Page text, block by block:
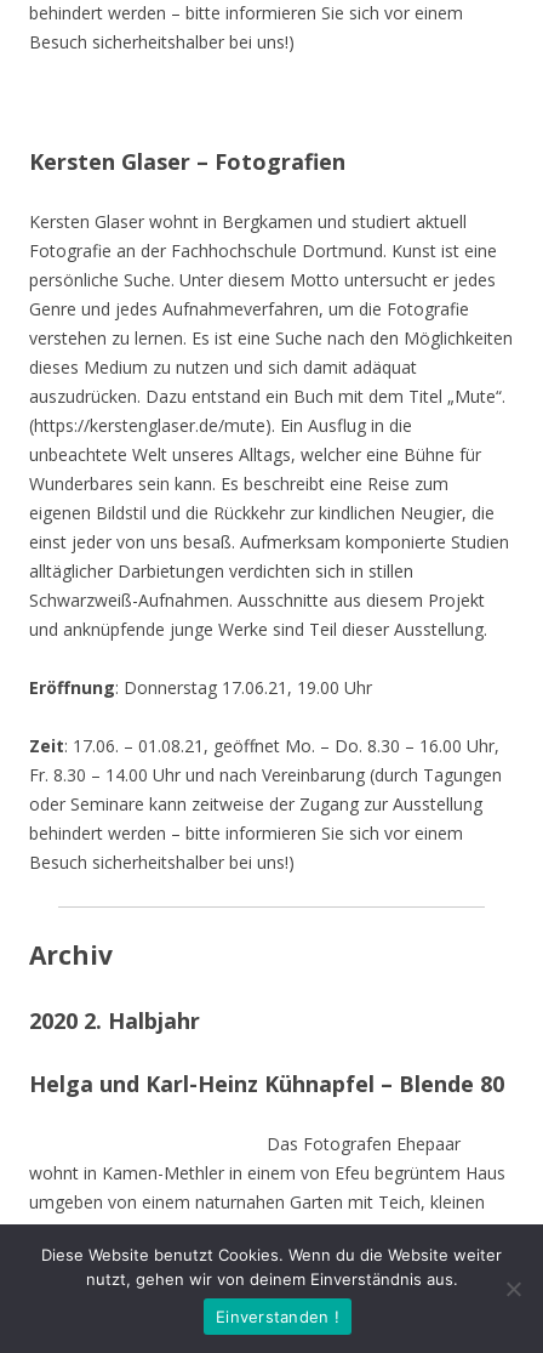
behindert werden – bitte informieren Sie sich vor einem
Besuch sicherheitshalber bei uns!)
Kersten Glaser – Fotografien
Kersten Glaser wohnt in Bergkamen und studiert aktuell
Fotografie an der Fachhochschule Dortmund. Kunst ist eine
persönliche Suche. Unter diesem Motto untersucht er jedes
Genre und jedes Aufnahmeverfahren, um die Fotografie
verstehen zu lernen. Es ist eine Suche nach den Möglichkeiten
dieses Medium zu nutzen und sich damit adäquat
auszudrücken. Dazu entstand ein Buch mit dem Titel „Mute“.
(https://kerstenglaser.de/mute). Ein Ausflug in die
unbeachtete Welt unseres Alltags, welcher eine Bühne für
Wunderbares sein kann. Es beschreibt eine Reise zum
eigenen Bildstil und die Rückkehr zur kindlichen Neugier, die
einst jeder von uns besaß. Aufmerksam komponierte Studien
alltäglicher Darbietungen verdichten sich in stillen
Schwarzweiß-Aufnahmen. Ausschnitte aus diesem Projekt
und anknüpfende junge Werke sind Teil dieser Ausstellung.
Eröffnung: Donnerstag 17.06.21, 19.00 Uhr
Zeit: 17.06. – 01.08.21, geöffnet Mo. – Do. 8.30 – 16.00 Uhr,
Fr. 8.30 – 14.00 Uhr und nach Vereinbarung (durch Tagungen
oder Seminare kann zeitweise der Zugang zur Ausstellung
behindert werden – bitte informieren Sie sich vor einem
Besuch sicherheitshalber bei uns!)
Archiv
2020 2. Halbjahr
Helga und Karl-Heinz Kühnapfel – Blende 80
Das Fotografen Ehepaar
wohnt in Kamen-Methler in einem von Efeu begrüntem Haus
umgeben von einem naturnahen Garten mit Teich, kleinen
naturnahen Wiesen, Obstbäumen und weiteren hohen
Bäumen. Die Stämme der von Stürmen gefällten Bäume sind
zu Teilen im Garten integriert und dienen vielen Insekten und
Vögeln als Nahrungs-und Brutstätte.
Diese Website benutzt Cookies. Wenn du die Website weiter
nutzt, gehen wir von deinem Einverständnis aus.
Einverstanden !